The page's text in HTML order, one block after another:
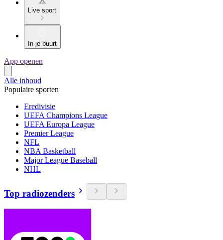
Live sport
In je buurt
App openen
Alle inhoud
Populaire sporten
Eredivisie
UEFA Champions League
UEFA Europa League
Premier League
NFL
NBA Basketball
Major League Baseball
NHL
Top radiozenders